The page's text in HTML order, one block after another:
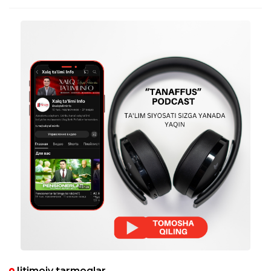
tayyorlov ro‘yxatning oxirida turibdi, meni
oliy toifamga va Xalqaro sertifikatim
borligiga qarab dars olaman to‘g‘rimi
taxrirlangan
Javob
Gulnoz Obidova
13:09:28 / 07.08.2025
11 yillik stajga egaman. 50% li xalqaro
sertifikat, oliy toifa bn qancha dars olishim
mumkin?
taxrirlangan
Javob
Assalomu alaykum! Onam 32 yildan buyon
(1992- yil tehnikumni tamomlaganlar)